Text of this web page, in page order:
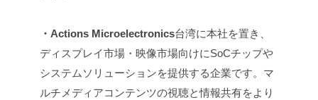
・Actions Microelectronics台湾に本社を置き、
ディスプレイ市場・映像市場向けにSoCチップや
システムソリューションを提供する企業です。マ
ルチメディアコンテンツの視聴と情報共有をより